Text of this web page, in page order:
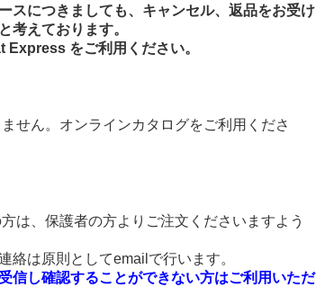
スにつきましても、キャンセル、返品をお受け
考えております。
をご利用ください。
せん。オンラインカタログをご利用くださ
は、保護者の方よりご注文くださいますよう
絡は原則としてemailで行います。
信し確認することができない方はご利用いただ